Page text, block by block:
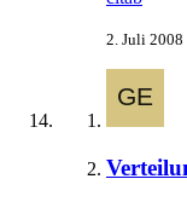
2. Juli 2008